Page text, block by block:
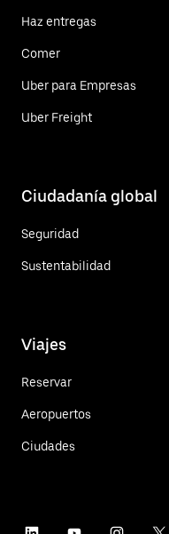
Haz entregas
Comer
Uber para Empresas
Uber Freight
Ciudadanía global
Seguridad
Sustentabilidad
Viajes
Reservar
Aeropuertos
Ciudades